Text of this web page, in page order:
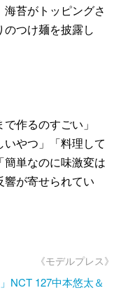
苔がトッピングさ
つけ麺を披露し
作るのすごい」
いやつ」「料理して
単なのに味激変は
が寄せられてい
《モデルプレス》
NCT 127中本悠太＆